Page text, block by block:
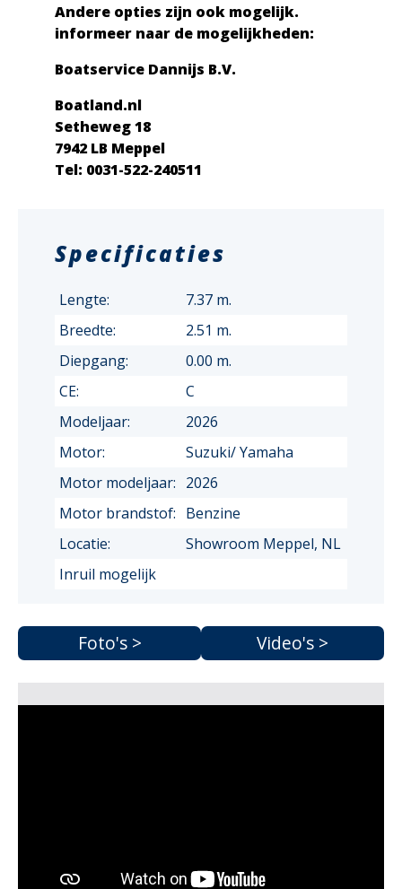
Andere opties zijn ook mogelijk.
informeer naar de mogelijkheden:
Boatservice Dannijs B.V.
Boatland.nl
Setheweg 18
7942 LB Meppel
Tel: 0031-522-240511
Specificaties
Lengte:
7.37 m.
Breedte:
2.51 m.
Diepgang:
0.00 m.
CE:
C
Modeljaar:
2026
Motor:
Suzuki/ Yamaha
Motor modeljaar: 2026
Motor brandstof: Benzine
Locatie:
Showroom Meppel, NL
Inruil mogelijk
Foto's > Video's >